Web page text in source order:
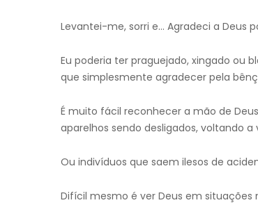
Levantei-me, sorri e… Agradeci a Deus
Eu poderia ter praguejado, xingado ou
que simplesmente agradecer pela
É muito fácil reconhecer a mão de
aparelhos sendo desligados, voltando a
Ou indivíduos que saem ilesos de
Difícil mesmo é ver Deus em situações